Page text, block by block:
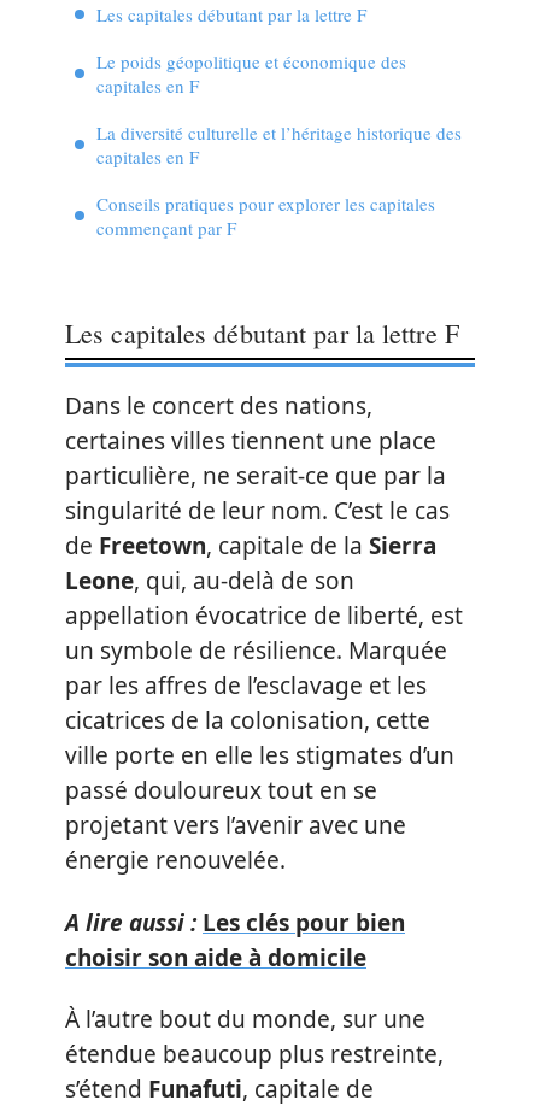
Les capitales débutant par la lettre F
Le poids géopolitique et économique des
capitales en F
La diversité culturelle et l’héritage historique des
capitales en F
Conseils pratiques pour explorer les capitales
commençant par F
Les capitales débutant par la lettre F
Dans le concert des nations,
certaines villes tiennent une place
particulière, ne serait-ce que par la
singularité de leur nom. C’est le cas
de Freetown, capitale de la Sierra
Leone, qui, au-delà de son
appellation évocatrice de liberté, est
un symbole de résilience. Marquée
par les affres de l’esclavage et les
cicatrices de la colonisation, cette
ville porte en elle les stigmates d’un
passé douloureux tout en se
projetant vers l’avenir avec une
énergie renouvelée.
A lire aussi : Les clés pour bien
choisir son aide à domicile
À l’autre bout du monde, sur une
étendue beaucoup plus restreinte,
s’étend Funafuti, capitale de